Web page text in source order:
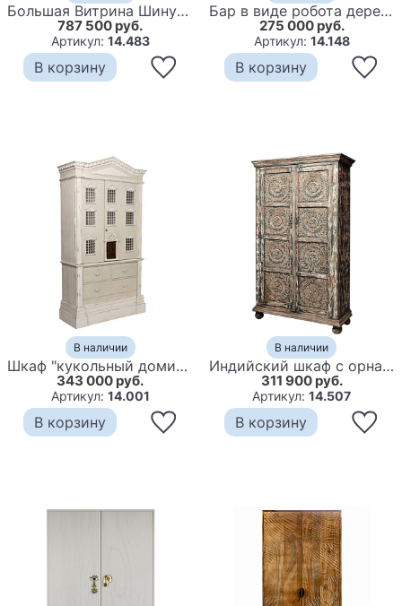
Большая Витрина Шинуазри Big Buff Chinese Park
787 500 руб.
Артикул: 14.483
В корзину
Бар в виде робота дерево шпон Wooden Robot Bar
275 000 руб.
Артикул: 14.148
В корзину
В наличии
Шкаф "кукольный домик" Dolls House Cabinet
343 000 руб.
Артикул: 14.001
В корзину
В наличии
Индийский шкаф с орнаментом резьба из дерева Indian Antique Furniture
311 900 руб.
Артикул:14.507
В корзину